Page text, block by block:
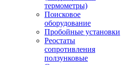
термометры)
Поисковое
оборудование
Пробойные установки
Реостаты
сопротивления
ползунковые